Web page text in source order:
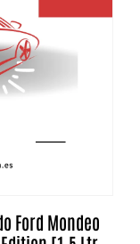
Ford Mondeo